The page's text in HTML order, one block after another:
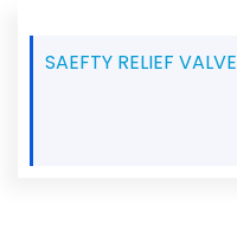
SAEFTY RELIEF VALVE